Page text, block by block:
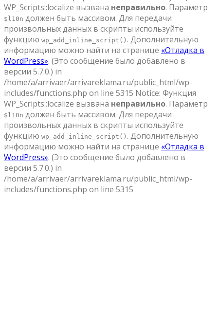
WP_Scripts::localize вызвана неправильно. Параметр
$l10n должен быть массивом. Для передачи
произвольных данных в скрипты используйте
функцию wp_add_inline_script() . Дополнительную
информацию можно найти на странице «Отладка в
WordPress». (Это сообщение было добавлено в
версии 5.7.0.) in
/home/a/arrivaer/arrivareklama.ru/public_html/wp-
includes/functions.php on line 5315 Notice: Функция
WP_Scripts::localize вызвана неправильно. Параметр
$l10n должен быть массивом. Для передачи
произвольных данных в скрипты используйте
функцию wp_add_inline_script() . Дополнительную
информацию можно найти на странице «Отладка в
WordPress». (Это сообщение было добавлено в
версии 5.7.0.) in
/home/a/arrivaer/arrivareklama.ru/public_html/wp-
includes/functions.php on line 5315